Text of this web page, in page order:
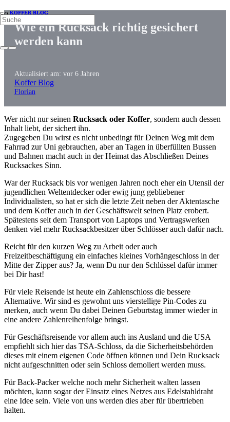
Wie ein Rucksack richtig gesichert
werden kann
Aktualisiert am: vor 6 Jahren
Koffer Blog
Florian
Wer nicht nur seinen Rucksack oder Koffer, sondern auch dessen
Inhalt liebt, der sichert ihn.
Zugegeben Du wirst es nicht unbedingt für Deinen Weg mit dem
Fahrrad zur Uni gebrauchen, aber an Tagen in überfüllten Bussen
und Bahnen macht auch in der Heimat das Abschließen Deines
Rucksackes Sinn.
War der Rucksack bis vor wenigen Jahren noch eher ein Utensil der
jugendlichen Weltentdecker oder ewig jung gebliebener
Individualisten, so hat er sich die letzte Zeit neben der Aktentasche
und dem Koffer auch in der Geschäftswelt seinen Platz erobert.
Spätestens seit dem Transport von Laptops und Vertragswerken
denken viel mehr Rucksackbesitzer über Schlösser auch dafür nach.
Reicht für den kurzen Weg zu Arbeit oder auch
Freizeitbeschäftigung ein einfaches kleines Vorhängeschloss in der
Mitte der Zipper aus? Ja, wenn Du nur den Schlüssel dafür immer
bei Dir hast!
Für viele Reisende ist heute ein Zahlenschloss die bessere
Alternative. Wir sind es gewohnt uns vierstellige Pin-Codes zu
merken, auch wenn Du dabei Deinen Geburtstag immer wieder in
eine andere Zahlenreihenfolge bringst.
Für Geschäftsreisende vor allem auch ins Ausland und die USA
empfiehlt sich hier das TSA-Schloss, da die Sicherheitsbehörden
dieses mit einem eigenen Code öffnen können und Dein Rucksack
nicht aufgeschnitten oder sein Schloss demoliert werden muss.
Für Back-Packer welche noch mehr Sicherheit walten lassen
möchten, kann sogar der Einsatz eines Netzes aus Edelstahldraht
eine Idee sein. Viele von uns werden dies aber für übertrieben
halten.
KOFFER BLOG
KOFFER BLOG
KOFFER BLOG